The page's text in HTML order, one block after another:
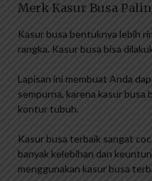
Merk Kasur Busa
Kasur busa bentuknya lebih
rangka. Kasur busa bisa
Lapisan ini membuat Anda
sempurna, karena kasur busa
kontur tubuh.
Kasur busa terbaik sangat
banyak kelebihan dan
menggunakan kasur busa